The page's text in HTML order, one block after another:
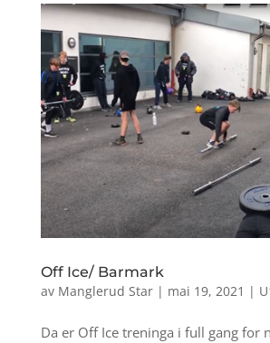
Off Ice/ Barmark
av Manglerud Star| mai 19, 2021 |
Da er Off Ice treninga i full gang for